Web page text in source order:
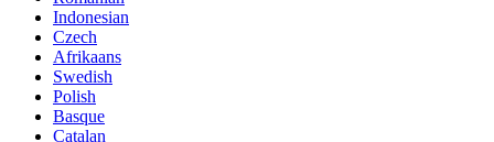
Indonesian
Czech
Afrikaans
Swedish
Polish
Basque
Catalan